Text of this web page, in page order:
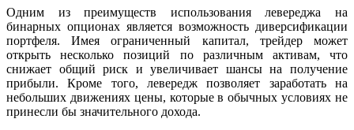
Одним из преимуществ использования левереджа на
бинарных опционах является возможность диверсификации
портфеля. Имея ограниченный капитал, трейдер может
открыть несколько позиций по различным активам, что
снижает общий риск и увеличивает шансы на получение
прибыли. Кроме того, левередж позволяет заработать на
небольших движениях цены, которые в обычных условиях не
принесли бы значительного дохода.